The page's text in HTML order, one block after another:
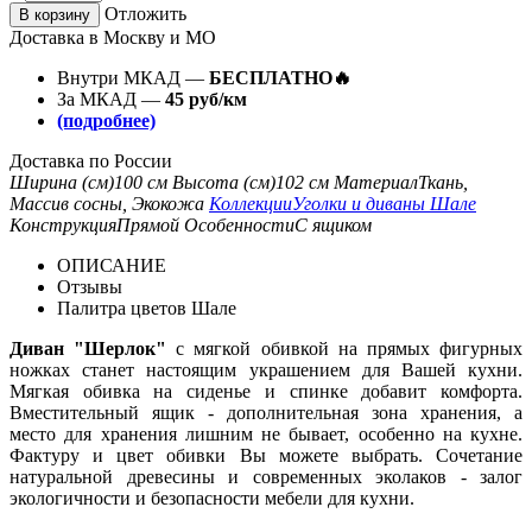
В корзину
Отложить
Доставка в Москву и МО
Внутри МКАД — БЕСПЛАТНО🔥
За МКАД — 45 руб/км
(подробнее)
Доставка по России
Ширина (см)100 см Высота (см)102 см МатериалТкань,
Массив сосны, Экокожа КоллекцииУголки и диваны Шале
КонструкцияПрямой ОсобенностиС ящиком
ОПИСАНИЕ
Отзывы
Палитра цветов Шале
Диван "Шерлок" с мягкой обивкой на прямых фигурных
ножках станет настоящим украшением для Вашей кухни.
Мягкая обивка на сиденье и спинке добавит комфорта.
Вместительный ящик - дополнительная зона хранения, а
место для хранения лишним не бывает, особенно на кухне.
Фактуру и цвет обивки Вы можете выбрать. Сочетание
натуральной древесины и современных эколаков - залог
экологичности и безопасности мебели для кухни.